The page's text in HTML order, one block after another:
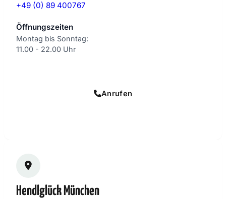
+49 (0) 89 400767
Öffnungszeiten
Montag bis Sonntag:
11.00 - 22.00 Uhr
Anrufen
Hendlglück München